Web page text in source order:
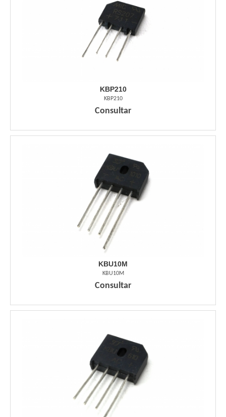
KBP210
KBP210
Consultar
KBU10M
KBU10M
Consultar